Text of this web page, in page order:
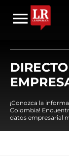
¡Conozca la
Colombia!
datos empresarial